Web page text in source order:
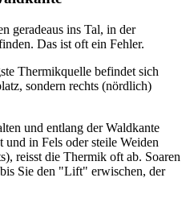
geradeaus ins Tal, in der
Das ist oft ein Fehler.
Thermikquelle befindet sich
sondern rechts (nördlich)
und entlang der Waldkante
in Fels oder steile Weiden
reisst die Thermik oft ab. Soaren
Sie den "Lift" erwischen, der